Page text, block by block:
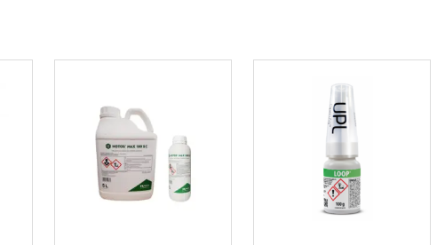
ma
wiele
wariantów.
Opcje
można
wybrać